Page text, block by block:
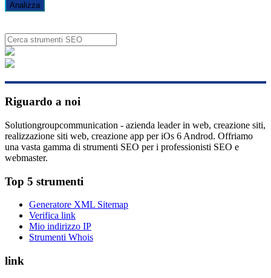
Analizza
Riguardo a noi
Solutiongroupcommunication - azienda leader in web, creazione siti,
realizzazione siti web, creazione app per iOs 6 Androd. Offriamo
una vasta gamma di strumenti SEO per i professionisti SEO e
webmaster.
Top 5 strumenti
Generatore XML Sitemap
Verifica link
Mio indirizzo IP
Strumenti Whois
link